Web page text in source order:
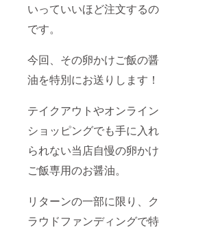
いっていいほど注文するの
です。
今回、その卵かけご飯の醤
油を特別にお送りします！
テイクアウトやオンライン
ショッピングでも手に入れ
られない当店自慢の卵かけ
ご飯専用のお醤油。
リターンの一部に限り、ク
ラウドファンディングで特